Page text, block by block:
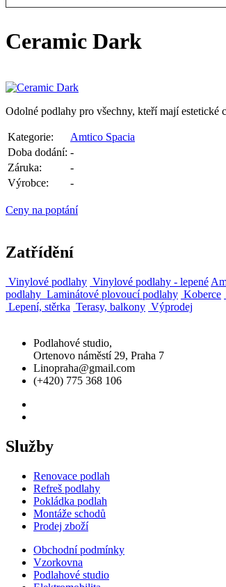
Ceramic Dark
Odolné podlahy pro všechny, kteří mají
Kategorie:
Amtico Spacia
Doba dodání: -
Záruka:
-
Výrobce:
-
Ceny na poptání
Zatřídění
Vinylové podlahy Vinylové podlahy - lepené
podlahy Laminátové plovoucí podlahy Koberce
Lepení, stěrka Terasy, balkony Výprodej
Podlahové studio,
Ortenovo náměstí 29, Praha 7
Linopraha@gmail.com
(+420) 775 368 106
Služby
Renovace podlah
Refreš podlahy
Pokládka podlah
Montáže schodů
Prodej zboží
Obchodní podmínky
Vzorkovna
Podlahové studio